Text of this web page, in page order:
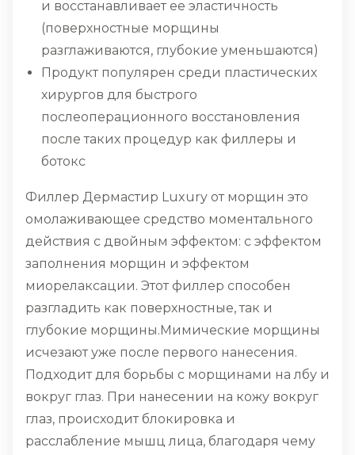
и восстанавливает ее эластичность
(поверхностные морщины
разглаживаются, глубокие уменьшаются)
Продукт популярен среди пластических
хирургов для быстрого
послеоперационного восстановления
после таких процедур как филлеры и
ботокс
Филлер Дермастир Luxury от морщин это
омолаживающее средство моментального
действия с двойным эффектом: с эффектом
заполнения морщин и эффектом
миорелаксации. Этот филлер способен
разгладить как поверхностные, так и
глубокие морщины.Мимические морщины
исчезают уже после первого нанесения.
Подходит для борьбы с морщинами на лбу и
вокруг глаз. При нанесении на кожу вокруг
глаз, происходит блокировка и
расслабление мышц лица, благодаря чему